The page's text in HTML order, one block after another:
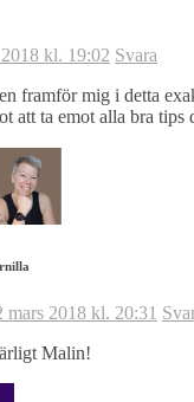
kl. 19:02 Svara
framför mig i detta
att ta emot alla bra tips
mars 2018 kl. 20:31
Malin!